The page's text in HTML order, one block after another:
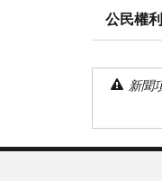
公民權利
新聞